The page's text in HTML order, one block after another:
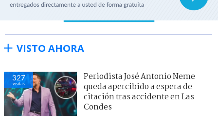
VISTO AHORA
327
visitas
Periodista José Antonio Neme
queda apercibido a espera de
citación tras accidente en Las
Condes